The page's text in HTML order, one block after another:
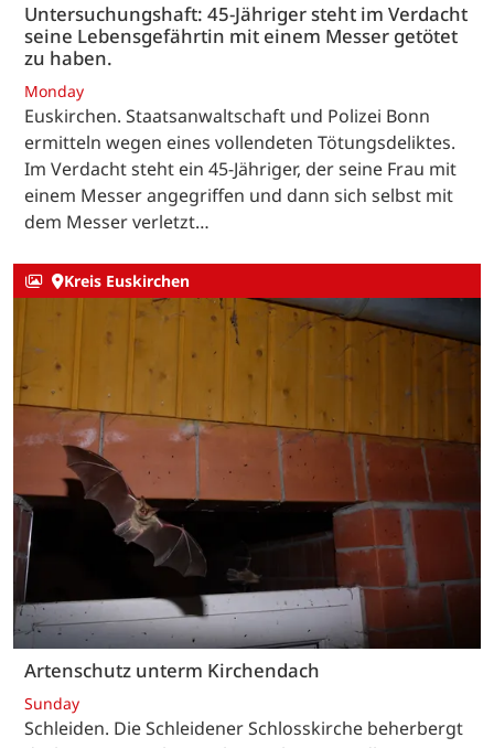
Untersuchungshaft: 45-Jähriger steht im Verdacht
seine Lebensgefährtin mit einem Messer getötet
zu haben.
Monday
Euskirchen. Staatsanwaltschaft und Polizei Bonn
ermitteln wegen eines vollendeten Tötungsdeliktes.
Im Verdacht steht ein 45-Jähriger, der seine Frau mit
einem Messer angegriffen und dann sich selbst mit
dem Messer verletzt…
Kreis Euskirchen
Artenschutz unterm Kirchendach
Sunday
Schleiden. Die Schleidener Schlosskirche beherbergt